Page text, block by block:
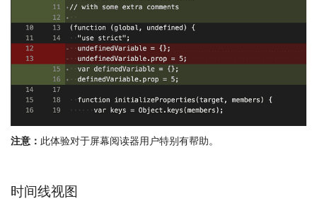
注意： 此体验对于屏幕阅读器用户特别有帮助。
时间线视图